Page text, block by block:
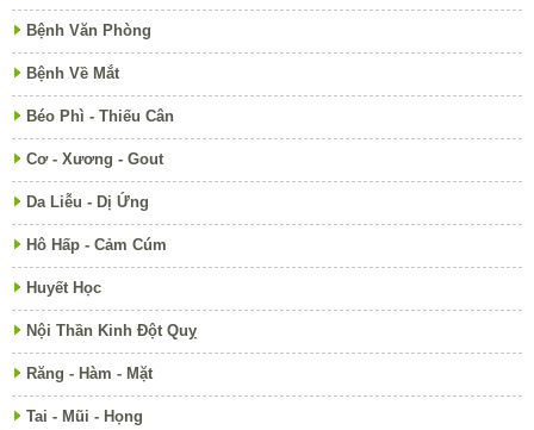
Bệnh Văn Phòng
Bệnh Về Mắt
Béo Phì - Thiếu Cân
Cơ - Xương - Gout
Da Liễu - Dị Ứng
Hô Hấp - Cảm Cúm
Huyết Học
Nội Thần Kinh Đột Quỵ
Răng - Hàm - Mặt
Tai - Mũi - Họng